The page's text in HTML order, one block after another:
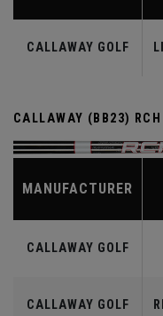
CALLAWAY GOLF
CALLAWAY (BB23)
MANUFACTURER
CALLAWAY GOLF
CALLAWAY GOLF